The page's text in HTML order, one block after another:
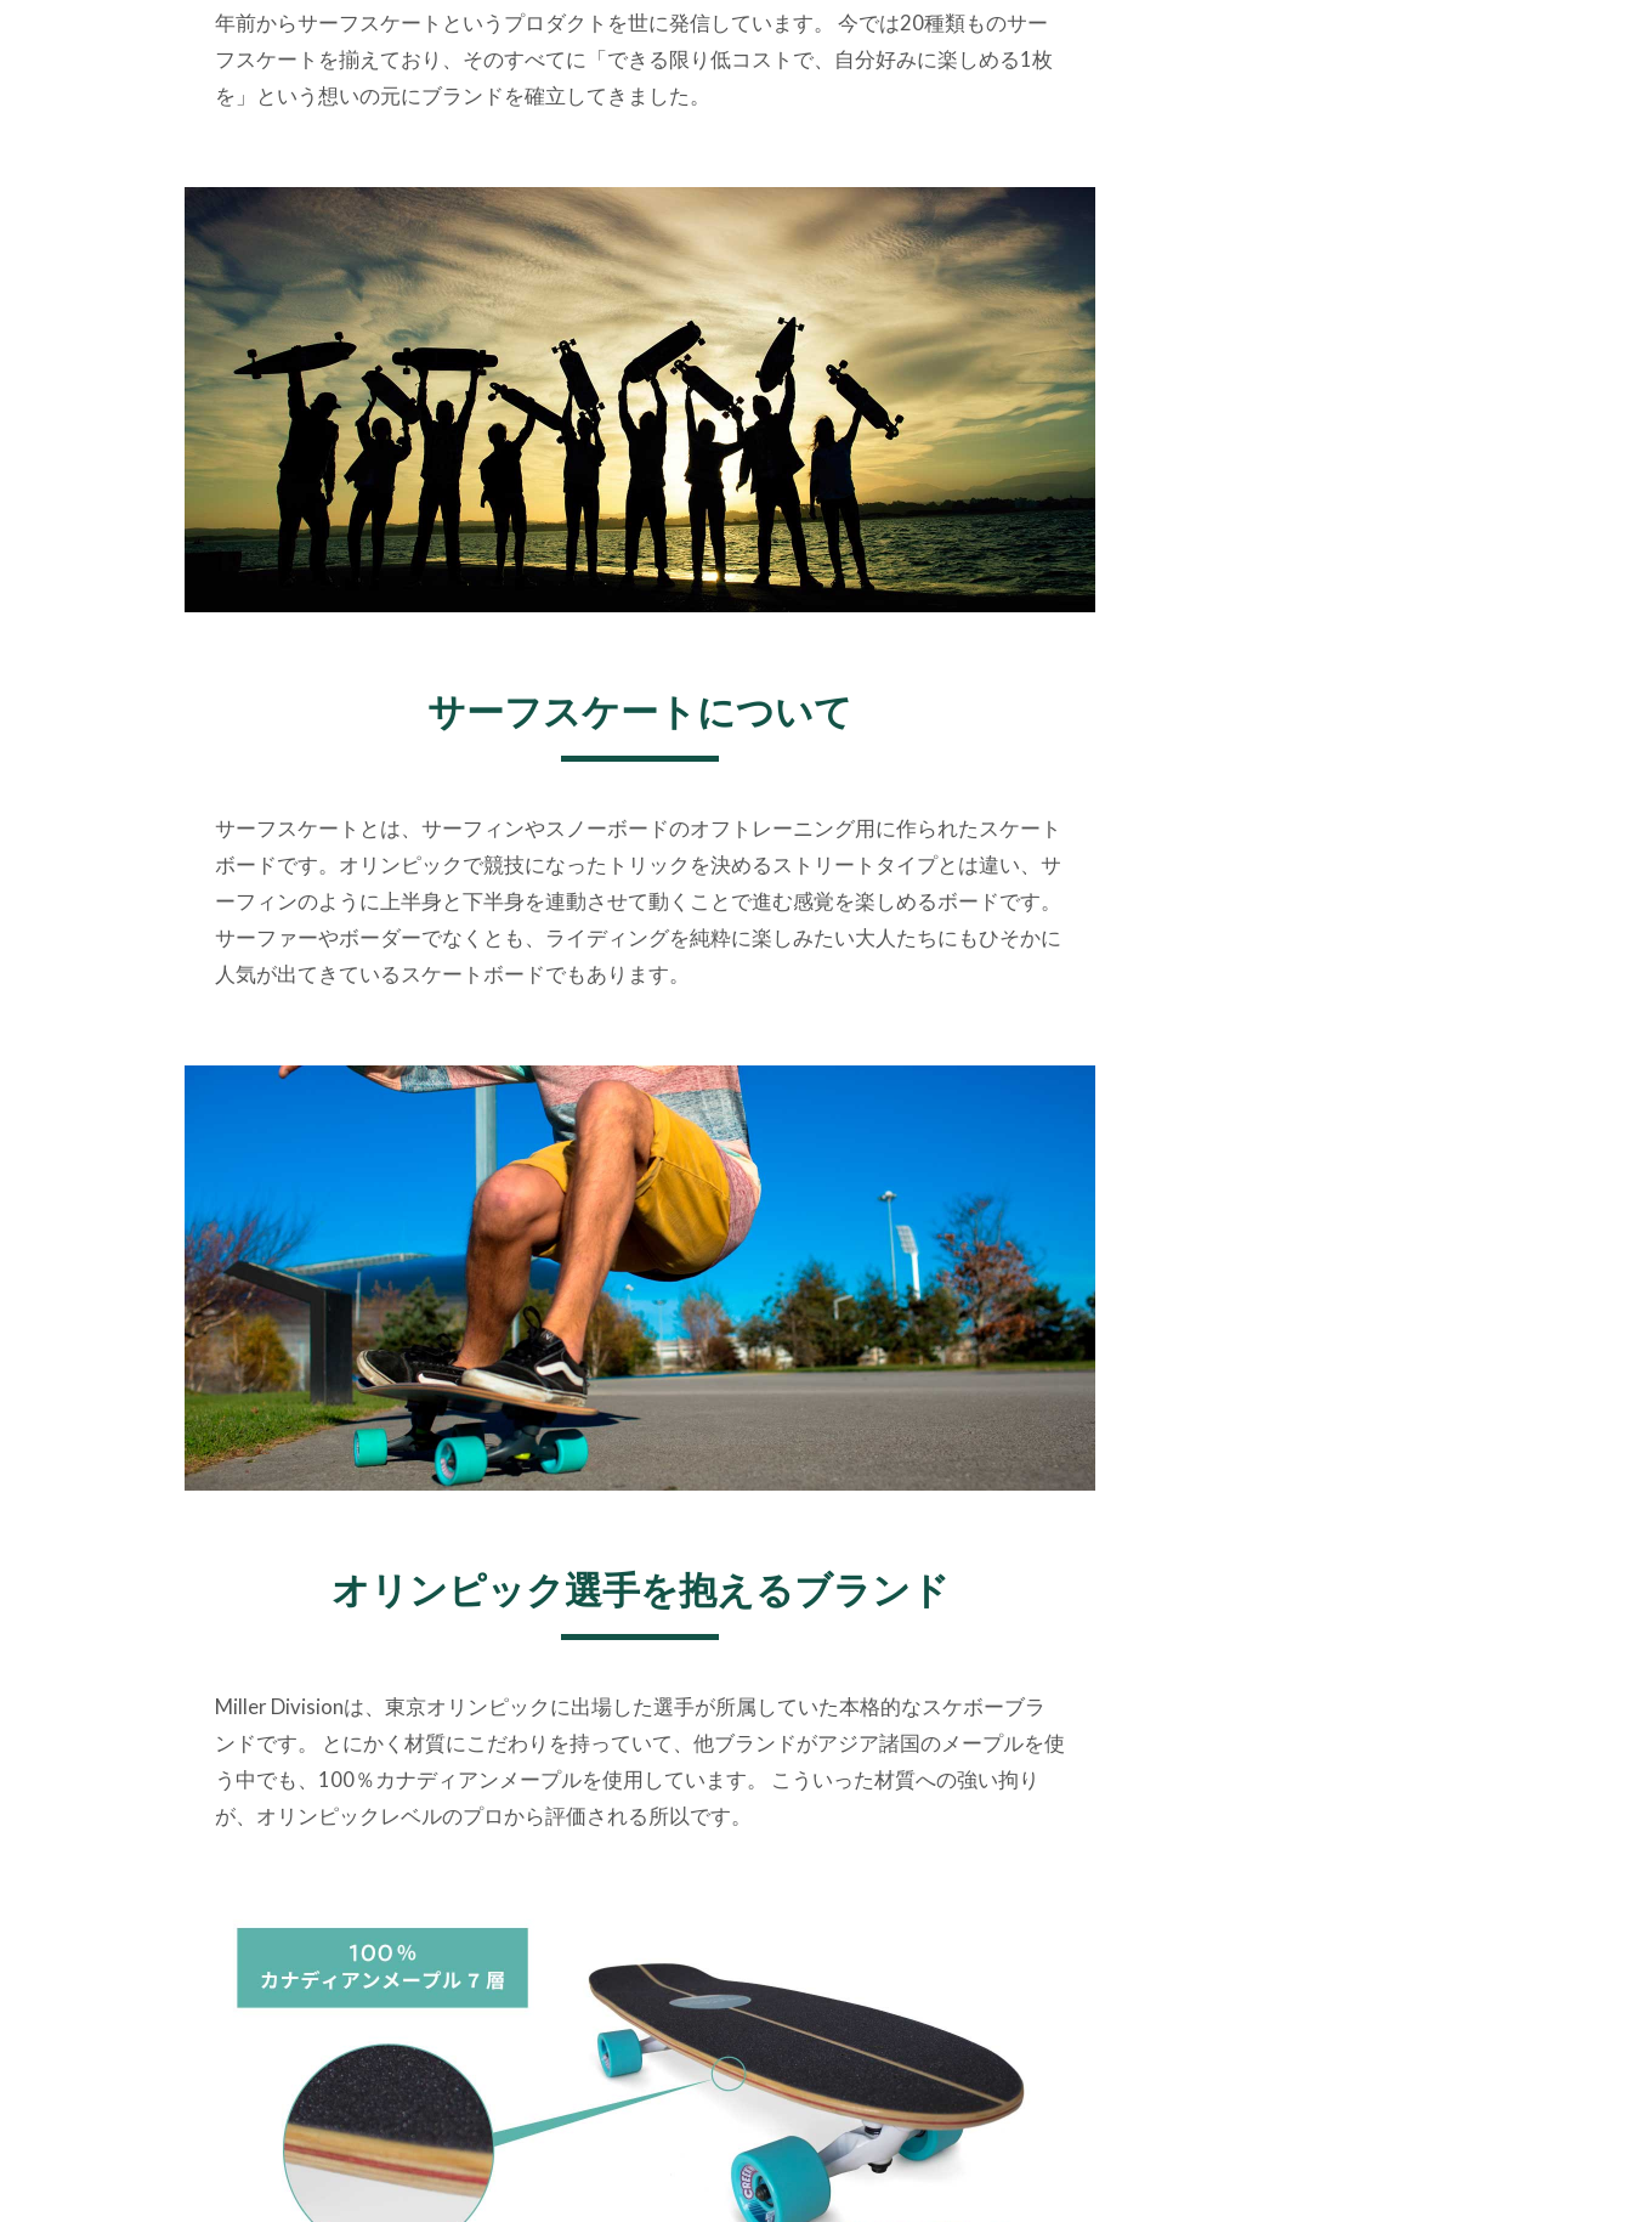
年前からサーフスケートというプロダクトを世に発信しています。 今では20種類ものサー
フスケートを揃えており、そのすべてに「できる限り低コストで、自分好みに楽しめる1枚
を」という想いの元にブランドを確立してきました。
サーフスケートについて
サーフスケートとは、サーフィンやスノーボードのオフトレーニング用に作られたスケート
ボードです。オリンピックで競技になったトリックを決めるストリートタイプとは違い、サ
ーフィンのように上半身と下半身を連動させて動くことで進む感覚を楽しめるボードです。
サーファーやボーダーでなくとも、ライディングを純粋に楽しみたい大人たちにもひそかに
人気が出てきているスケートボードでもあります。
オリンピック選手を抱えるブランド
Miller Divisionは、東京オリンピックに出場した選手が所属していた本格的なスケボーブラ
ンドです。 とにかく材質にこだわりを持っていて、他ブランドがアジア諸国のメープルを使
う中でも、100％カナディアンメープルを使用しています。 こういった材質への強い拘り
が、オリンピックレベルのプロから評価される所以です。